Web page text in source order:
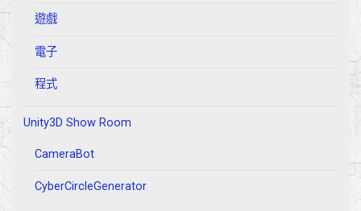
遊戲
電子
程式
Unity3D Show Room
CameraBot
CyberCircleGenerator